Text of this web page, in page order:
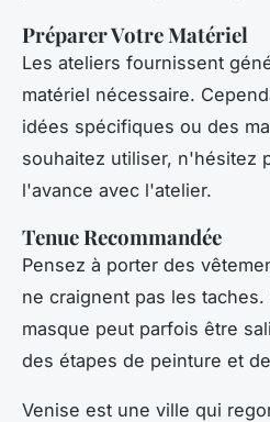
Préparer Votre Matériel
Les ateliers fournissent
matériel nécessaire.
idées spécifiques ou des
souhaitez utiliser, n'hésitez
l'avance avec l'atelier.
Tenue Recommandée
Pensez à porter des
ne craignent pas les
masque peut parfois être
des étapes de peinture et
Venise est une ville qui